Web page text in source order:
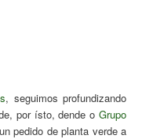
, seguimos profundizando
por ísto, dende o Grupo
pedido de planta verde a